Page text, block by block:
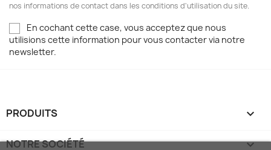
nos informations de contact dans les conditions d'utilisation du site.
En cochant cette case, vous acceptez que nous
utilisions cette information pour vous contacter via notre
newsletter.
PRODUITS 
NOTRE SOCIÉTÉ 